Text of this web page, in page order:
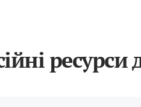
ресурси